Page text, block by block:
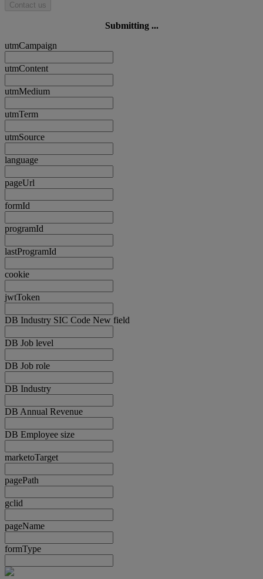
Contact us
Submitting ...
utmCampaign
utmContent
utmMedium
utmTerm
utmSource
language
pageUrl
formId
programId
lastProgramId
cookie
jwtToken
DB Industry SIC Code New field
DB Job level
DB Job role
DB Industry
DB Annual Revenue
DB Employee size
marketoTarget
pagePath
gclid
pageName
formType